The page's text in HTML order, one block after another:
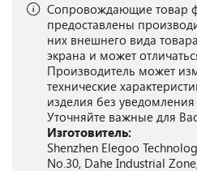
Сопровождающие товар
предоставлены
них внешнего вида
экрана и может
Производитель может
технические
изделия без
Уточняйте важные для
Изготовитель:
Shenzhen Elegoo
No.30, Dahe Industrial